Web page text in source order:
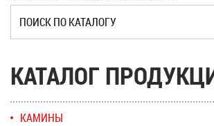
КАТАЛОГ
КАМИНЫ